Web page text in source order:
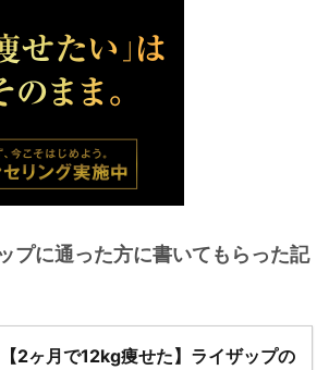
プに通った方に書いてもらった記
【2ヶ月で12kg痩せた】ライザップの